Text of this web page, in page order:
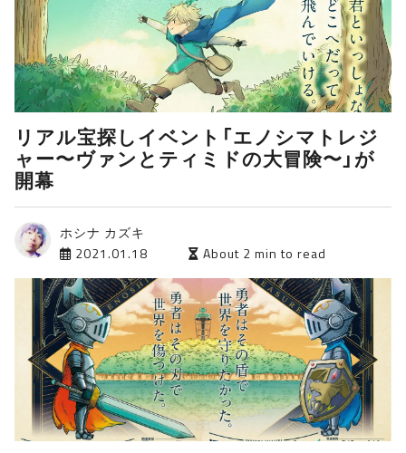
リアル宝探しイベント「エノシマトレジ
ャー〜ヴァンとティミドの大冒険〜」が
開幕
ホシナ カズキ
2021.01.18
About 2 min to read